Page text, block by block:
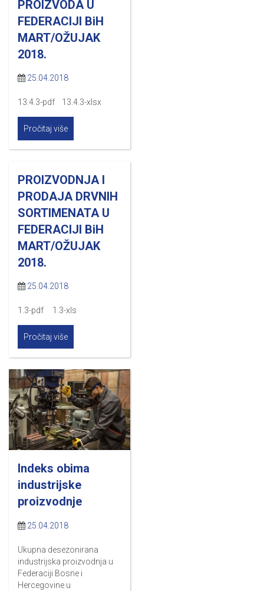
PROIZVODA U
FEDERACIJI BiH
MART/OŽUJAK
2018.
25.04.2018
13.4.3-pdf 13.4.3-xlsx
Pročitaj više
PROIZVODNJA I
PRODAJA DRVNIH
SORTIMENATA U
FEDERACIJI BiH
MART/OŽUJAK
2018.
25.04.2018
1.3-pdf 1.3-xls
Pročitaj više
Indeks obima
industrijske
proizvodnje
25.04.2018
Ukupna desezonirana
industrijska proizvodnja u
Federaciji Bosne i
Hercegovine u